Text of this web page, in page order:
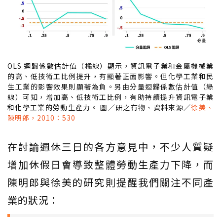
OLS 迴歸係數估計值（橘線）顯示，資訊電子業和金屬機械業
的高、低技術工比例提升，有顯著正面影響。但化學工業和民
生工業的影響效果則顯著為負。另由分量迴歸係數估計值（綠
線）可知，增加高、低技術工比例，有助持續提升資訊電子業
和化學工業的勞動生產力。 圖／研之有物、資料來源／徐美、
陳明郎，2010：530
在討論週休三日的各方意見中，不少人質疑
增加休假日會導致整體勞動生產力下降，而
陳明郎與徐美的研究則提醒我們關注不同產
業的狀況：